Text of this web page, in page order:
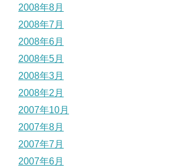
2008年8月
2008年7月
2008年6月
2008年5月
2008年3月
2008年2月
2007年10月
2007年8月
2007年7月
2007年6月